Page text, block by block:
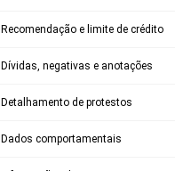
Recomendação e limite de crédito
Dívidas, negativas e anotações
Detalhamento de protestos
Dados comportamentais